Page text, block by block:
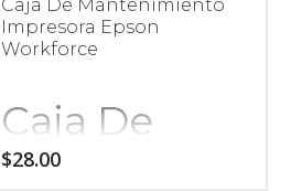
Caja De Mantenimiento
Impresora Epson
Workforce
Caja De
Mantenimiento
$28.00